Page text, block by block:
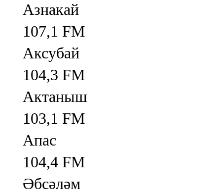
Азнакай
107,1 FM
Аксубай
104,3 FM
Актаныш
103,1 FM
Апас
104,4 FM
Әбсәләм